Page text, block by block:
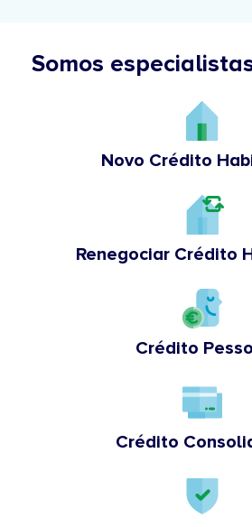
Somos
Novo Crédito
Renegociar Crédito
Crédito
Crédito